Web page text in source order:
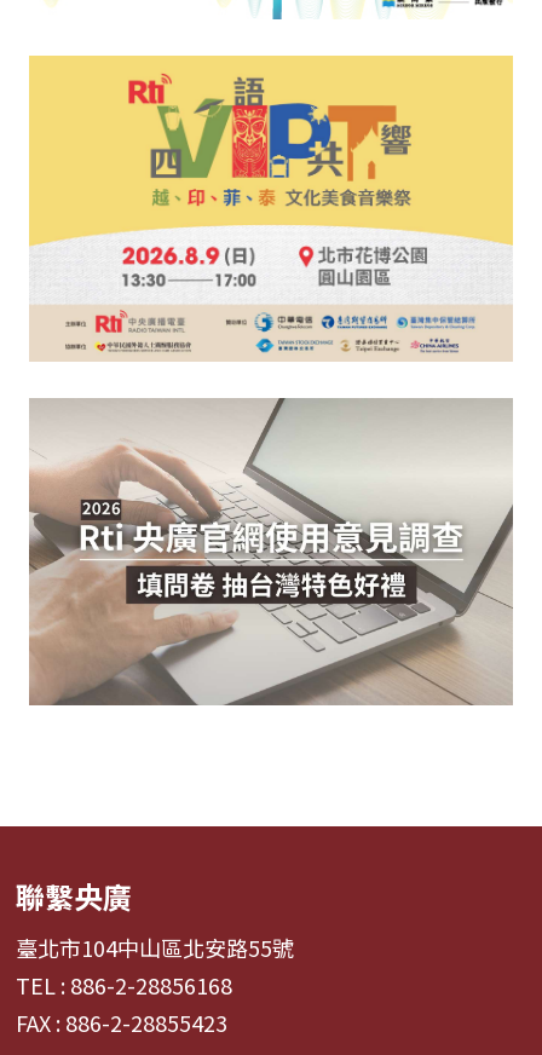
聯繫央廣
臺北市104中山區北安路55號
TEL : 886-2-28856168
FAX : 886-2-28855423